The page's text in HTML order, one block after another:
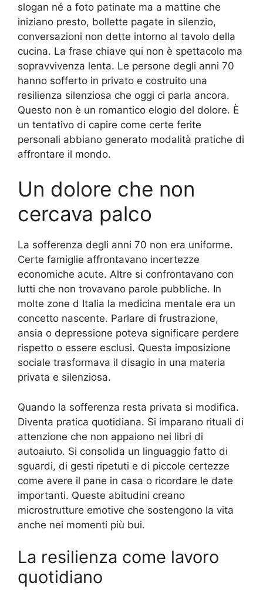
slogan né a foto patinate ma a mattine che
iniziano presto, bollette pagate in silenzio,
conversazioni non dette intorno al tavolo della
cucina. La frase chiave qui non è spettacolo ma
sopravvivenza lenta. Le persone degli anni 70
hanno sofferto in privato e costruito una
resilienza silenziosa che oggi ci parla ancora.
Questo non è un romantico elogio del dolore. È
un tentativo di capire come certe ferite
personali abbiano generato modalità pratiche di
affrontare il mondo.
Un dolore che non
cercava palco
La sofferenza degli anni 70 non era uniforme.
Certe famiglie affrontavano incertezze
economiche acute. Altre si confrontavano con
lutti che non trovavano parole pubbliche. In
molte zone d Italia la medicina mentale era un
concetto nascente. Parlare di frustrazione,
ansia o depressione poteva significare perdere
rispetto o essere esclusi. Questa imposizione
sociale trasformava il disagio in una materia
privata e silenziosa.
Quando la sofferenza resta privata si modifica.
Diventa pratica quotidiana. Si imparano rituali di
attenzione che non appaiono nei libri di
autoaiuto. Si consolida un linguaggio fatto di
sguardi, di gesti ripetuti e di piccole certezze
come avere il pane in casa o ricordare le date
importanti. Queste abitudini creano
microstrutture emotive che sostengono la vita
anche nei momenti più bui.
La resilienza come lavoro
quotidiano